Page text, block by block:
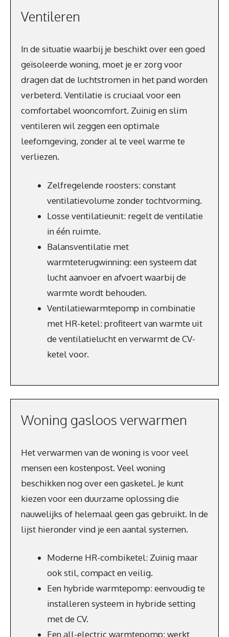
Ventileren
In de situatie waarbij je beschikt over een goed
geïsoleerde woning, moet je er zorg voor
dragen dat de luchtstromen in het pand worden
verbeterd. Ventilatie is cruciaal voor een
comfortabel wooncomfort. Zuinig en slim
ventileren wil zeggen een optimale
leefomgeving, zonder al te veel warme te
verliezen.
Zelfregelende roosters: constant
ventilatievolume zonder tochtvorming.
Losse ventilatieunit: regelt de ventilatie
in één ruimte.
Balansventilatie met
warmteterugwinning: een systeem dat
lucht aanvoer en afvoert waarbij de
warmte wordt behouden.
Ventilatiewarmtepomp in combinatie
met HR-ketel: profiteert van warmte uit
de ventilatielucht en verwarmt de CV-
ketel voor.
Woning gasloos verwarmen
Het verwarmen van de woning is voor veel
mensen een kostenpost. Veel woning
beschikken nog over een gasketel. Je kunt
kiezen voor een duurzame oplossing die
nauwelijks of helemaal geen gas gebruikt. In de
lijst hieronder vind je een aantal systemen.
Moderne HR-combiketel: Zuinig maar
ook stil, compact en veilig.
Een hybride warmtepomp: eenvoudig te
installeren systeem in hybride setting
met de CV.
Een all-electric warmtepomp: werkt